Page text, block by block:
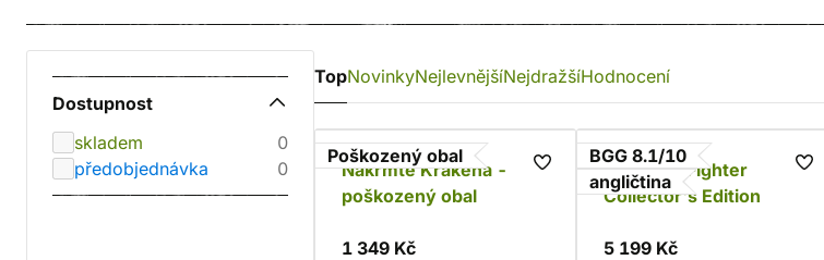
Dostupnost
skladem
0
předobjednávka
0
TopNovinkyNejlevnějšíNejdražšíHodnocení
Poškozený obal
Nakrmte Krakena -
poškozený obal
1 349 Kč
BGG 8.1/10
angličtina
Dungeon Fighter
Collector's Edition
5 199 Kč